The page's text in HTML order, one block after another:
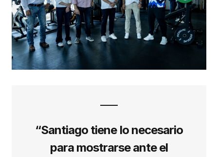
“Santiago tiene lo necesario
para mostrarse ante el